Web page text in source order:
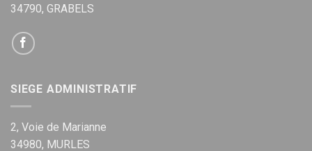
34790, GRABELS
SIEGE ADMINISTRATIF
2, Voie de Marianne
34980, MURLES